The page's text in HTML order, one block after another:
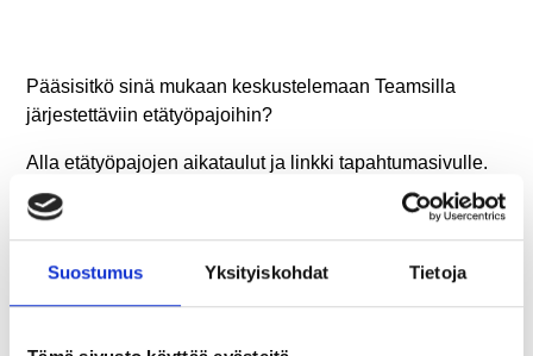
Suostumus Yksityiskohdat Tietoja
Pääsisitkö sinä mukaan keskustelemaan Teamsilla
järjestettäviin etätyöpajoihin?
Alla etätyöpajojen aikataulut ja linkki tapahtumasivulle.
Sieltä ilmoittautumalla varmistat paikkasi työpajaan!
ti 28.10. klo 14:00 – 16:00
Mitä Lappi tarjoaa? -etätyöpaja